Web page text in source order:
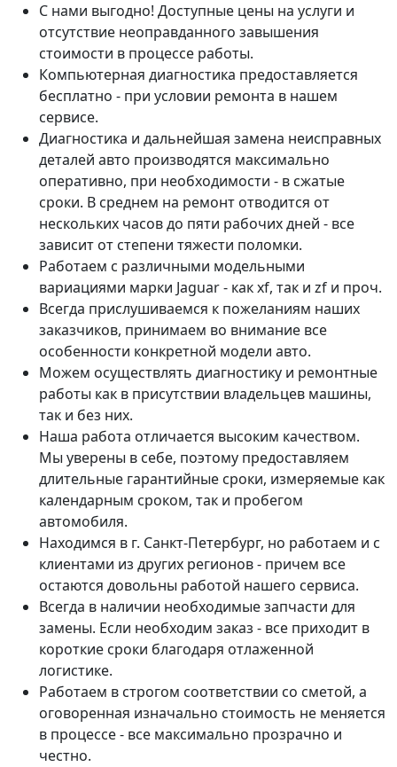
С нами выгодно! Доступные цены на услуги и
отсутствие неоправданного завышения
стоимости в процессе работы.
Компьютерная диагностика предоставляется
бесплатно - при условии ремонта в нашем
сервисе.
Диагностика и дальнейшая замена неисправных
деталей авто производятся максимально
оперативно, при необходимости - в сжатые
сроки. В среднем на ремонт отводится от
нескольких часов до пяти рабочих дней - все
зависит от степени тяжести поломки.
Работаем с различными модельными
вариациями марки Jaguar - как xf, так и zf и проч.
Всегда прислушиваемся к пожеланиям наших
заказчиков, принимаем во внимание все
особенности конкретной модели авто.
Можем осуществлять диагностику и ремонтные
работы как в присутствии владельцев машины,
так и без них.
Наша работа отличается высоким качеством.
Мы уверены в себе, поэтому предоставляем
длительные гарантийные сроки, измеряемые как
календарным сроком, так и пробегом
автомобиля.
Находимся в г. Санкт-Петербург, но работаем и с
клиентами из других регионов - причем все
остаются довольны работой нашего сервиса.
Всегда в наличии необходимые запчасти для
замены. Если необходим заказ - все приходит в
короткие сроки благодаря отлаженной
логистике.
Работаем в строгом соответствии со сметой, а
оговоренная изначально стоимость не меняется
в процессе - все максимально прозрачно и
честно.